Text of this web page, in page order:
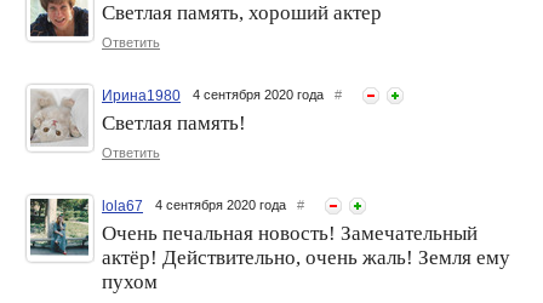
Светлая память, хороший актер
Ответить
Ирина1980 4 сентября 2020 года #
Светлая память!
Ответить
lola67 4 сентября 2020 года #
Очень печальная новость! Замечательный
актёр! Действительно, очень жаль! Земля ему
пухом